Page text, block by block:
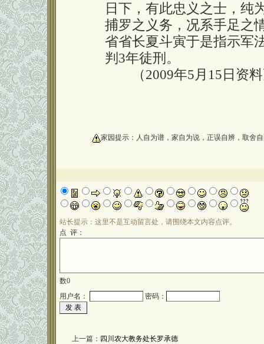
日下，有此忠义之士，纯
捕罗之义务，况系手足之
省省长夏斗寅于是指示军
判3年徒刑。
（2009年5月15日资料
家园提示：人自为谱，家自为说，正误自辨，取舍
站长提示：这里不是互动留言处，请围绕本文内容点评。
点 评：
数0
用户名：
密码：
上一篇： 四川农大教务处长罗承德